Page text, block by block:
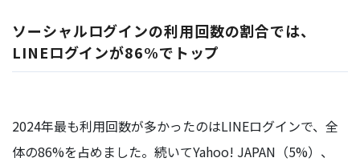
ソーシャルログインの利用回数の割合では、
LINEログインが86%でトップ
2024年最も利用回数が多かったのはLINEログインで、全
体の86%を占めました。続いてYahoo! JAPAN（5%）、